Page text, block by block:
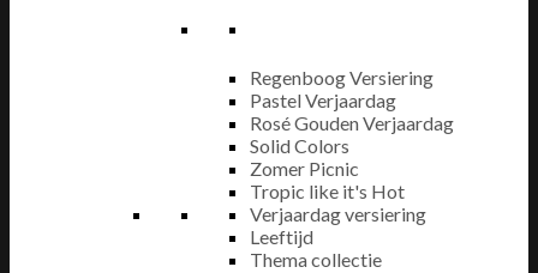
Regenboog Versiering
Pastel Verjaardag
Rosé Gouden Verjaardag
Solid Colors
Zomer Picnic
Tropic like it's Hot
Verjaardag versiering
Leeftijd
Thema collectie